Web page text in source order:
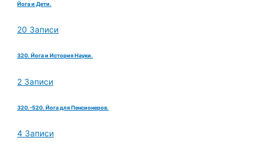
Йога и Дети.
20 Записи
320. Йога и История Науки.
2 Записи
320.-520. Йога для Пенсионеров.
4 Записи